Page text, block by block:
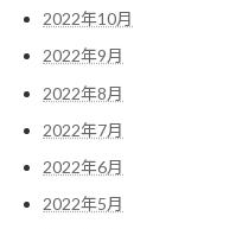
2022年10月
2022年9月
2022年8月
2022年7月
2022年6月
2022年5月